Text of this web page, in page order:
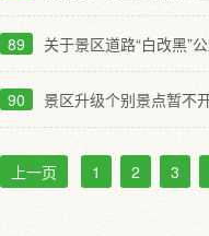
89 关于景区道路“白改黑”
90 景区升级个别景点暂不
上一页 1 2 3